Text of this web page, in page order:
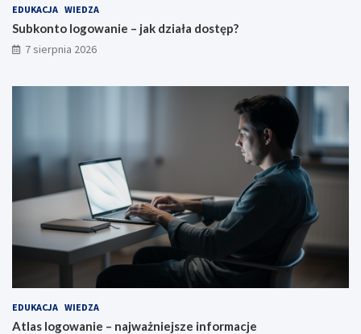
EDUKACJA WIEDZA
Subkonto logowanie – jak działa dostęp?
7 sierpnia 2026
EDUKACJA WIEDZA
Atlas logowanie – najważniejsze informacje